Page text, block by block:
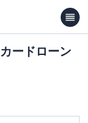
ードローン